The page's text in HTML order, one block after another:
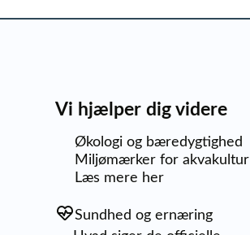
Vi hjælper dig videre
Økologi og bæredygtighed
Miljømærker for akvakultur
Læs mere her
Sundhed og ernæring